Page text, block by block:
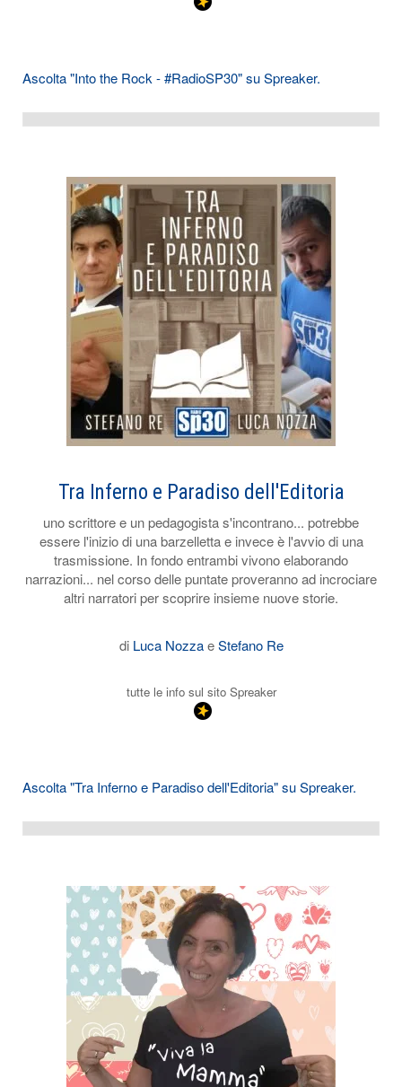
Ascolta "Into the Rock - #RadioSP30" su Spreaker.
Tra Inferno e Paradiso dell'Editoria
uno scrittore e un pedagogista s'incontrano... potrebbe
essere l'inizio di una barzelletta e invece è l'avvio di una
trasmissione. In fondo entrambi vivono elaborando
narrazioni... nel corso delle puntate proveranno ad incrociare
altri narratori per scoprire insieme nuove storie.
di Luca NozzaeStefano Re
tutte le info sul sito Spreaker
Ascolta "Tra Inferno e Paradiso dell'Editoria" su Spreaker.